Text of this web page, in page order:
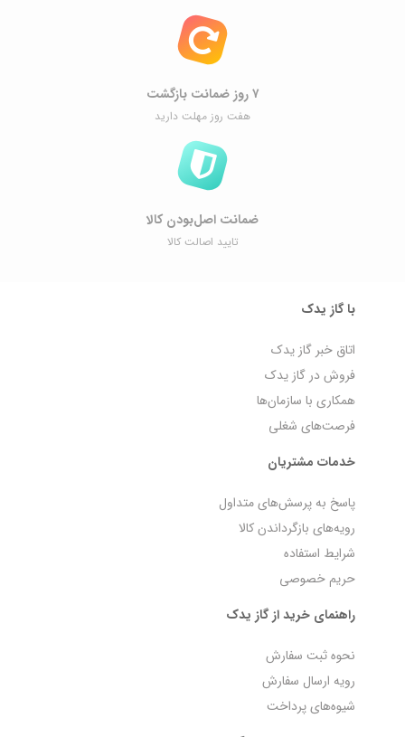
۷ روز ضمانت بازگشت
هفت روز مهلت دارید
ضمانت اصل‌بودن کالا
تایید اصالت کالا
با گاز یدک
اتاق خبر گاز یدک
فروش در گاز یدک
همکاری با سازمان‌ها
فرصت‌های شغلی
خدمات مشتریان
پاسخ به پرسش‌های متداول
رویه‌های بازگرداندن کالا
شرایط استفاده
حریم خصوصی
راهنمای خرید از گاز یدک
نحوه ثبت سفارش
رویه ارسال سفارش
شیوه‌های پرداخت